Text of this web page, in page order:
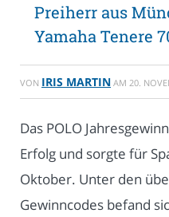
Preiherr aus
Yamaha Tenere
VON IRIS MARTIN AM 20.
Das POLO
Erfolg und sorgte für
Oktober. Unter den
Gewinncodes befand